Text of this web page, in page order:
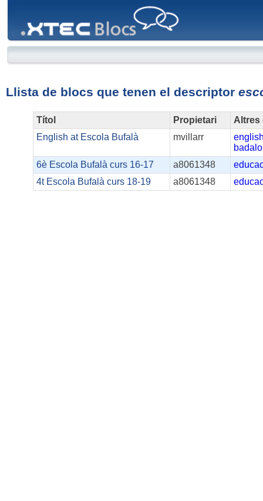
Llista de blocs que tenen el descriptor
Títol Propietari
Altres
English at Escola Bufalà
mvillarr
6è Escola Bufalà curs 16-17
a8061348
4t Escola Bufalà curs 18-19
a8061348